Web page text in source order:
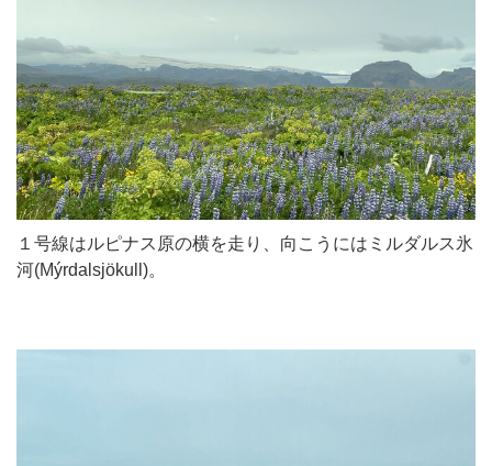
１号線はルピナス原の横を走り、向こうにはミルダルス氷
河(Mýrdalsjökull)。